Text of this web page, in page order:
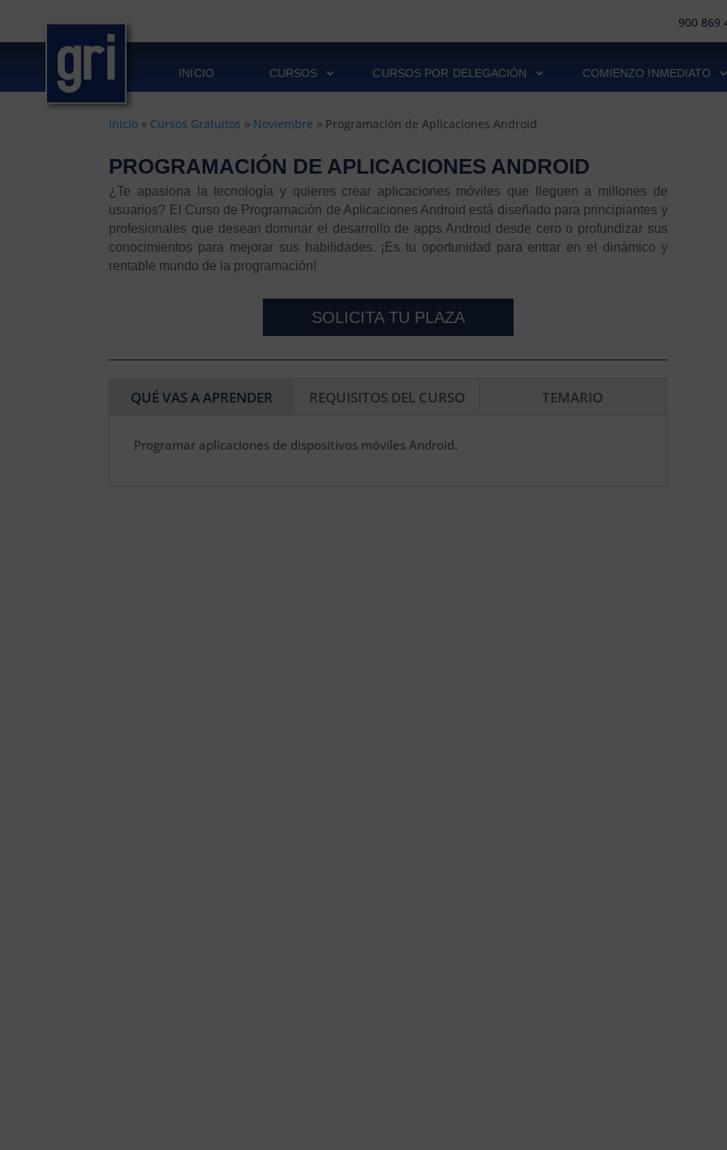
900 869
INICIO CURSOS CURSOS POR DELEGACIÓN COMIENZO INMEDIATO
Inicio » Cursos Gratuitos » Noviembre » Programación de Aplicaciones Android
PROGRAMACIÓN DE APLICACIONES ANDROID
¿Te apasiona la tecnología y quieres crear aplicaciones móviles que lleguen a millones de
usuarios? El Curso de Programación de Aplicaciones Android está diseñado para principiantes y
profesionales que desean dominar el desarrollo de apps Android desde cero o profundizar sus
conocimientos para mejorar sus habilidades. ¡Es tu oportunidad para entrar en el dinámico y
rentable mundo de la programación!
SOLICITA TU PLAZA
QUÉ VAS A APRENDER REQUISITOS DEL CURSO TEMARIO
Programar aplicaciones de dispositivos móviles Android.